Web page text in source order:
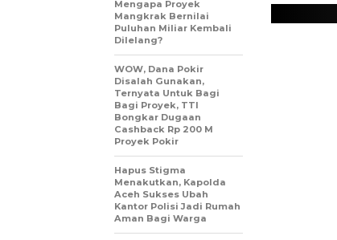
Mengapa Proyek
Mangkrak Bernilai
Puluhan Miliar Kembali
Dilelang?
WOW, Dana Pokir
Disalah Gunakan,
Ternyata Untuk Bagi
Bagi Proyek, TTI
Bongkar Dugaan
Cashback Rp 200 M
Proyek Pokir
Hapus Stigma
Menakutkan, Kapolda
Aceh Sukses Ubah
Kantor Polisi Jadi Rumah
Aman Bagi Warga